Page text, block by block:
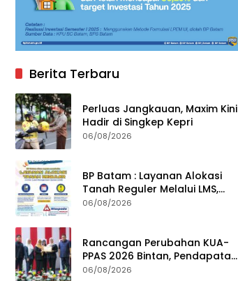
Berita Terbaru
Perluas Jangkauan, Maxim Kini
Hadir di Singkep Kepri
06/08/2026
BP Batam : Layanan Alokasi
Tanah Reguler Melalui LMS,
Waspadai Penipuan Atasnama
06/08/2026
Rancangan Perubahan KUA-
PPAS 2026 Bintan, Pendapatan
Transfer Pusat Diproyeksi Naik
06/08/2026